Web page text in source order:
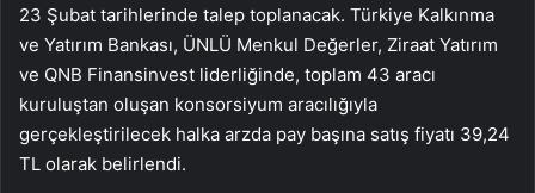
23 Şubat tarihlerinde talep toplanacak. Türkiye Kalkınma
ve Yatırım Bankası, ÜNLÜ Menkul Değerler, Ziraat Yatırım
ve QNB Finansinvest liderliğinde, toplam 43 aracı
kuruluştan oluşan konsorsiyum aracılığıyla
gerçekleştirilecek halka arzda pay başına satış fiyatı 39,24
TL olarak belirlendi.